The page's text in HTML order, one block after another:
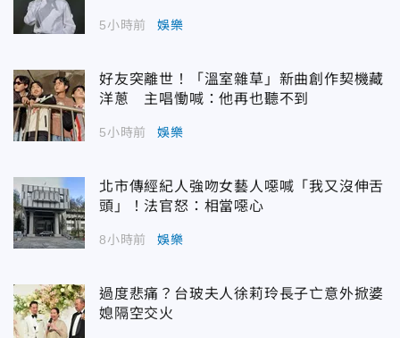
5小時前 娛樂
好友突離世！「溫室雜草」新曲創作契機藏
洋蔥 主唱慟喊：他再也聽不到
5小時前 娛樂
北市傳經紀人強吻女藝人噁喊「我又沒伸舌
頭」！法官怒：相當噁心
8小時前 娛樂
過度悲痛？台玻夫人徐莉玲長子亡意外掀婆
媳隔空交火